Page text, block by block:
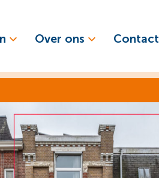
Over ons Contact